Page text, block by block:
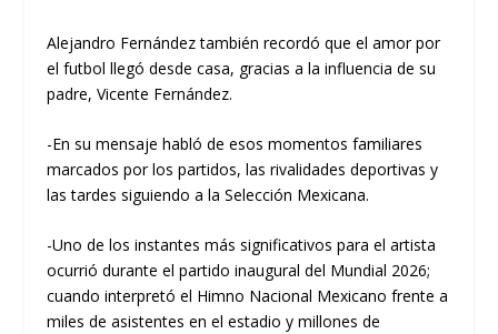
Alejandro Fernández también recordó que el amor por
el futbol llegó desde casa, gracias a la influencia de su
padre, Vicente Fernández.
-En su mensaje habló de esos momentos familiares
marcados por los partidos, las rivalidades deportivas y
las tardes siguiendo a la Selección Mexicana.
-Uno de los instantes más significativos para el artista
ocurrió durante el partido inaugural del Mundial 2026;
cuando interpretó el Himno Nacional Mexicano frente a
miles de asistentes en el estadio y millones de